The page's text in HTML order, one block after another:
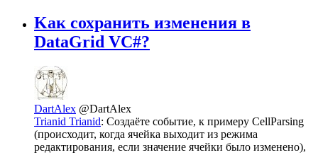
Kак сохранить изменения в
DataGrid VC#?
DartAlex @DartAlex
Trianid Trianid: Создаёте событие, к примеру CellParsing
(происходит, когда ячейка выходит из режима
редактирования, если значение ячейки было изменено),